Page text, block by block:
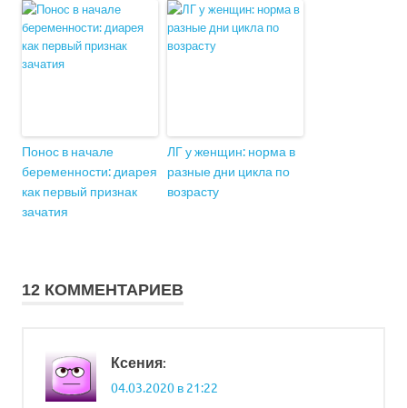
Понос в начале
беременности: диарея
как первый признак
зачатия
ЛГ у женщин: норма в
разные дни цикла по
возрасту
12 КОММЕНТАРИЕВ
Ксения:
04.03.2020 в 21:22